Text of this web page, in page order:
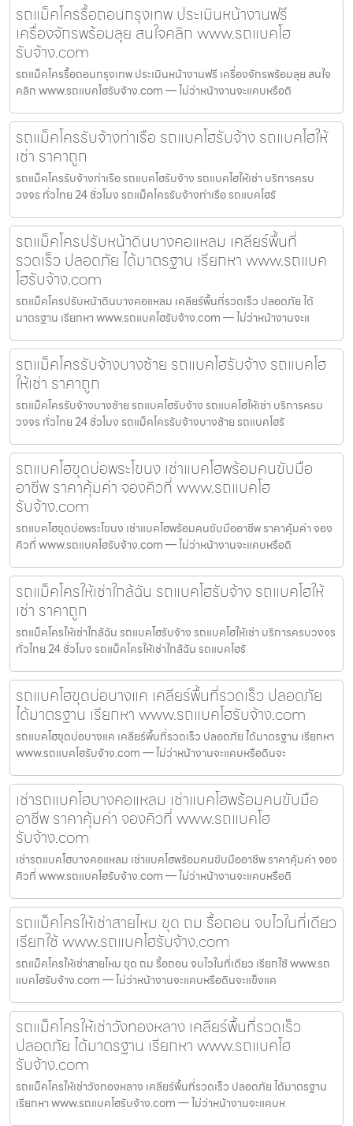
รถแม็คโครรื้อถอนกรุงเทพ ประเมินหน้างานฟรี
เครื่องจักรพร้อมลุย สนใจคลิก www.รถแบคโฮ
รับจ้าง.com
รถแม็คโครรื้อถอนกรุงเทพ ประเมินหน้างานฟรี เครื่องจักรพร้อมลุย สนใจ
คลิก www.รถแบคโฮรับจ้าง.com — ไม่ว่าหน้างานจะแคบหรือดิ
รถแม็คโครรับจ้างท่าเรือ รถแบคโฮรับจ้าง รถแบคโฮให้
เช่า ราคาถูก
รถแม็คโครรับจ้างท่าเรือ รถแบคโฮรับจ้าง รถแบคโฮให้เช่า บริการครบ
วงจร ทั่วไทย 24 ชั่วโมง รถแม็คโครรับจ้างท่าเรือ รถแบคโฮรั
รถแม็คโครปรับหน้าดินบางคอแหลม เคลียร์พื้นที่
รวดเร็ว ปลอดภัย ได้มาตรฐาน เรียกหา www.รถแบค
โฮรับจ้าง.com
รถแม็คโครปรับหน้าดินบางคอแหลม เคลียร์พื้นที่รวดเร็ว ปลอดภัย ได้
มาตรฐาน เรียกหา www.รถแบคโฮรับจ้าง.com — ไม่ว่าหน้างานจะแ
รถแม็คโครรับจ้างบางซ้าย รถแบคโฮรับจ้าง รถแบคโฮ
ให้เช่า ราคาถูก
รถแม็คโครรับจ้างบางซ้าย รถแบคโฮรับจ้าง รถแบคโฮให้เช่า บริการครบ
วงจร ทั่วไทย 24 ชั่วโมง รถแม็คโครรับจ้างบางซ้าย รถแบคโฮรั
รถแบคโฮขุดบ่อพระโขนง เช่าแบคโฮพร้อมคนขับมือ
อาชีพ ราคาคุ้มค่า จองคิวที่ www.รถแบคโฮ
รับจ้าง.com
รถแบคโฮขุดบ่อพระโขนง เช่าแบคโฮพร้อมคนขับมืออาชีพ ราคาคุ้มค่า จอง
คิวที่ www.รถแบคโฮรับจ้าง.com — ไม่ว่าหน้างานจะแคบหรือดิ
รถแม็คโครให้เช่าใกล้ฉัน รถแบคโฮรับจ้าง รถแบคโฮให้
เช่า ราคาถูก
รถแม็คโครให้เช่าใกล้ฉัน รถแบคโฮรับจ้าง รถแบคโฮให้เช่า บริการครบวงจร
ทั่วไทย 24 ชั่วโมง รถแม็คโครให้เช่าใกล้ฉัน รถแบคโฮรั
รถแบคโฮขุดบ่อบางแค เคลียร์พื้นที่รวดเร็ว ปลอดภัย
ได้มาตรฐาน เรียกหา www.รถแบคโฮรับจ้าง.com
รถแบคโฮขุดบ่อบางแค เคลียร์พื้นที่รวดเร็ว ปลอดภัย ได้มาตรฐาน เรียกหา
www.รถแบคโฮรับจ้าง.com — ไม่ว่าหน้างานจะแคบหรือดินจะ
เช่ารถแบคโฮบางคอแหลม เช่าแบคโฮพร้อมคนขับมือ
อาชีพ ราคาคุ้มค่า จองคิวที่ www.รถแบคโฮ
รับจ้าง.com
เช่ารถแบคโฮบางคอแหลม เช่าแบคโฮพร้อมคนขับมืออาชีพ ราคาคุ้มค่า จอง
คิวที่ www.รถแบคโฮรับจ้าง.com — ไม่ว่าหน้างานจะแคบหรือดิ
รถแม็คโครให้เช่าสายไหม ขุด ถม รื้อถอน จบไวในที่เดียว
เรียกใช้ www.รถแบคโฮรับจ้าง.com
รถแม็คโครให้เช่าสายไหม ขุด ถม รื้อถอน จบไวในที่เดียว เรียกใช้ www.รถ
แบคโฮรับจ้าง.com — ไม่ว่าหน้างานจะแคบหรือดินจะแข็งแค
รถแม็คโครให้เช่าวังทองหลาง เคลียร์พื้นที่รวดเร็ว
ปลอดภัย ได้มาตรฐาน เรียกหา www.รถแบคโฮ
รับจ้าง.com
รถแม็คโครให้เช่าวังทองหลาง เคลียร์พื้นที่รวดเร็ว ปลอดภัย ได้มาตรฐาน
เรียกหา www.รถแบคโฮรับจ้าง.com — ไม่ว่าหน้างานจะแคบห